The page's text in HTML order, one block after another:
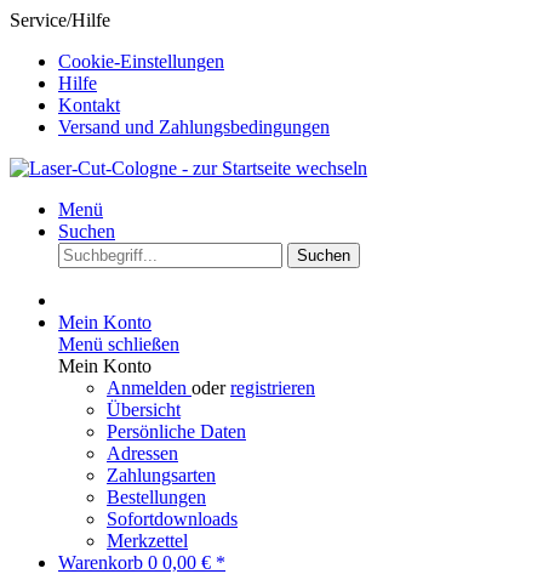
Service/Hilfe
Cookie-Einstellungen
Hilfe
Kontakt
Versand und Zahlungsbedingungen
Menü
Suchen
Suchen
Mein Konto
Menü schließen
Mein Konto
Anmelden oderregistrieren
Übersicht
Persönliche Daten
Adressen
Zahlungsarten
Bestellungen
Sofortdownloads
Merkzettel
Warenkorb 0 0,00 € *